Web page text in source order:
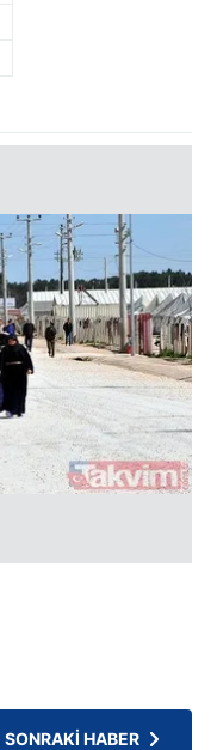
SONRAKİ HABER